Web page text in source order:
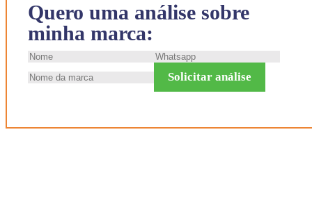
Quero uma análise sobre
minha marca:
Solicitar análise